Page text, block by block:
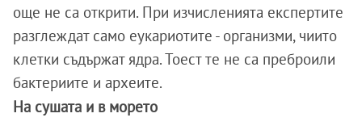
още не са открити. При изчисленията експертите
разглеждат само еукариотите - организми, чиито
клетки съдържат ядра. Тоест те не са преброили
бактериите и археите.
На сушата и в морето